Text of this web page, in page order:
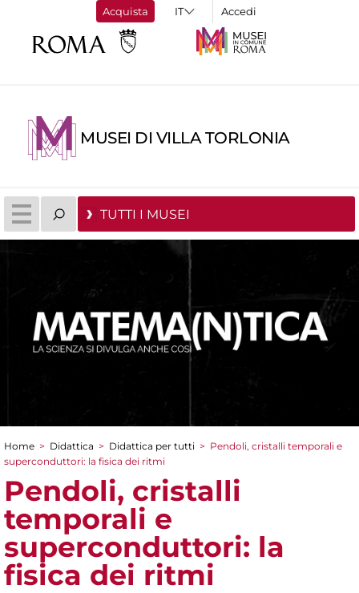
Acquista Accedi
MUSEI DI VILLA TORLONIA
TUTTI I MUSEI
Tu sei qui
Home > Didattica > Didattica per tutti > Pendoli, cristalli temporali e
superconduttori: la fisica dei ritmi
Pendoli, cristalli
temporali e
superconduttori: la
fisica dei ritmi